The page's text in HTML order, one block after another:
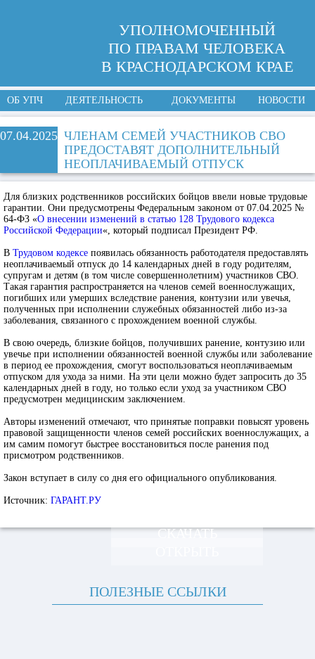
УПОЛНОМОЧЕННЫЙ
ПО ПРАВАМ ЧЕЛОВЕКА
В КРАСНОДАРСКОМ КРАЕ
ОБ УПЧ ДЕЯТЕЛЬНОСТЬ ДОКУМЕНТЫ НОВОСТИ
07.04.2025 ЧЛЕНАМ СЕМЕЙ УЧАСТНИКОВ СВО
ПРЕДОСТАВЯТ ДОПОЛНИТЕЛЬНЫЙ
НЕОПЛАЧИВАЕМЫЙ ОТПУСК
Для близких родственников российских бойцов ввели новые трудовые
гарантии. Они предусмотрены Федеральным законом от 07.04.2025 №
64-ФЗ «О внесении изменений в статью 128 Трудового кодекса
Российской Федерации«, который подписал Президент РФ.
В Трудовом кодексе появилась обязанность работодателя предоставлять
неоплачиваемый отпуск до 14 календарных дней в году родителям,
супругам и детям (в том числе совершеннолетним) участников СВО.
Такая гарантия распространяется на членов семей военнослужащих,
погибших или умерших вследствие ранения, контузии или увечья,
полученных при исполнении служебных обязанностей либо из-за
заболевания, связанного с прохождением военной службы.
В свою очередь, близкие бойцов, получивших ранение, контузию или
увечье при исполнении обязанностей военной службы или заболевание
в период ее прохождения, смогут воспользоваться неоплачиваемым
отпуском для ухода за ними. На эти цели можно будет запросить до 35
календарных дней в году, но только если уход за участником СВО
предусмотрен медицинским заключением.
Авторы изменений отмечают, что принятые поправки повысят уровень
правовой защищенности членов семей российских военнослужащих, а
им самим помогут быстрее восстановиться после ранения под
присмотром родственников.
Закон вступает в силу со дня его официального опубликования.
Источник: ГАРАНТ.РУ
СКАЧАТЬ
ПОЛЕЗНЫЕ ССЫЛКИ